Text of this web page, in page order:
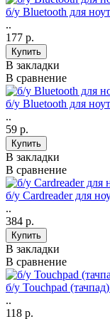
б/у Bluetooth для
..
177 р.
В закладки
В сравнение
б/у Bluetooth для
..
59 р.
В закладки
В сравнение
б/у Cardreader для
..
384 р.
В закладки
В сравнение
б/у Touchpad
..
118 р.